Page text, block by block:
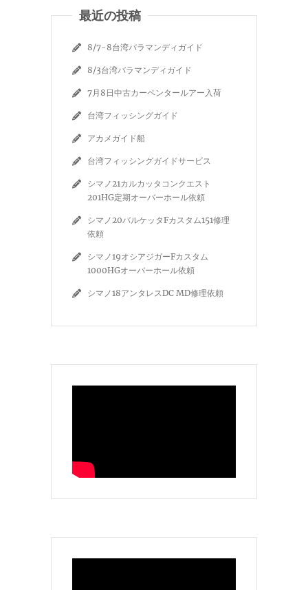
最近の投稿
8/7-8台湾バラマンディガイド
8/3台湾バラマンディガイド
7月8日中古カーペンタールアー入荷
台湾フィッシングガイド
アカメガイド船
台湾フィッシングガイドサービス
シマノ21カルカッタコンクエスト
201HG定期オーバーホール依頼
シマノ20バルケッタFカスタム151修理
依頼
シマノ19オシアジガーFカスタム
1000HGオーバーホール依頼
シマノ18アンタレスDC MD修理依頼